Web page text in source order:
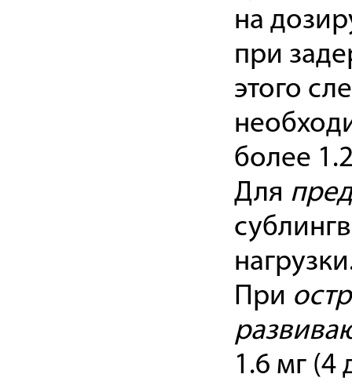
на
при
этого
более
Для
При
1.6 мг (4